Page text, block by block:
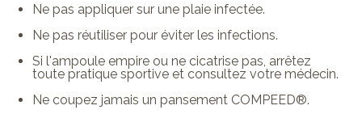
Ne pas appliquer sur une plaie infectée.
Ne pas réutiliser pour éviter les infections.
Si l'ampoule empire ou ne cicatrise pas, arrêtez
toute pratique sportive et consultez votre médecin.
Ne coupez jamais un pansement COMPEED®.